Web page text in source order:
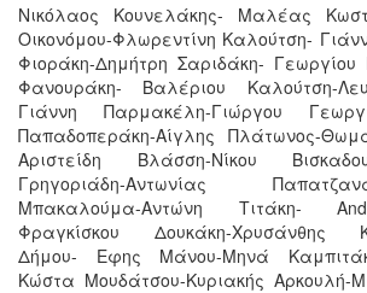
Νικόλαος Κουνελάκης- Μαλέας
Οικονόμου-Φλωρεντίνη Καλούτση-
Φιοράκη-Δημήτρη Σαριδάκη-
Φανουράκη- Βαλέριου Καλούτση-
Γιάννη Παρμακέλη-Γιώργου
Παπαδοπεράκη-Αίγλης Πλάτωνος-
Αριστείδη Βλάσση-Νίκου
Γρηγοριάδη-Αντωνίας
Μπακαλούμα-Αντώνη Τιτάκη-
Φραγκίσκου Δουκάκη-Χρυσάνθης
Δήμου- Εφης Μάνου-Μηνά
Κώστα Μουδάτσου-Κυριακής Αρκουλή-